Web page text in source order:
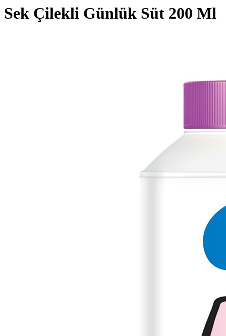
Sek Çilekli Günlük Süt 200 Ml